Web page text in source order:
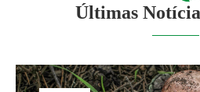
Últimas